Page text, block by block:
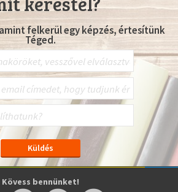
felkerül egy képzés, értesítünk
Téged.
Kövess bennünket!